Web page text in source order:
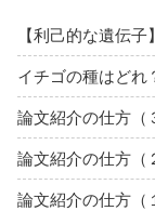
【利己的な遺伝
イチゴの種はどれ
論文紹介の仕方（
論文紹介の仕方（
論文紹介の仕方（